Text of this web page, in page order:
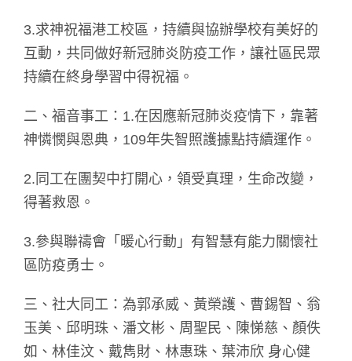
3.求神祝福港工校區，持續與協辦學校有美好的
互動，共同做好新冠肺炎防疫工作，讓社區民眾
持續在終身學習中得祝福。
二、福音事工：1.在因應新冠肺炎疫情下，靠著
神憐憫與恩典，109年失智照護據點持續運作。
2.同工在團契中打開心，領受真理，生命改變，
得著救恩。
3.參與聯禱會「暖心行動」有智慧有能力關懷社
區防疫勇士。
三、社大同工：為郭承威、黃榮護、曹錫智、翁
玉美、邱明珠、潘文彬、周聖民、陳悌慈、顏佚
如、林佳汶、戴雋財、林惠珠、葉沛欣 身心健